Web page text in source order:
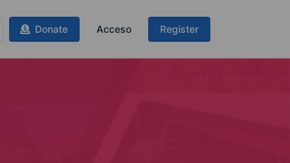
Donate Acceso Register